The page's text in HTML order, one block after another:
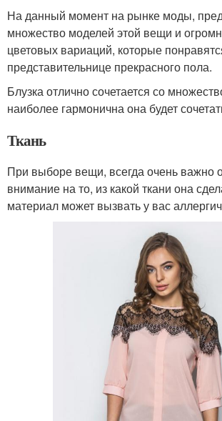
На данный момент на рынке моды,
множество моделей этой вещи и
цветовых вариаций, которые
представительнице прекрасного пола.
Блузка отлично сочетается со
наиболее гармонична она будет
Ткань
При выборе вещи, всегда очень важно
внимание на то, из какой ткани она
материал может вызвать у вас